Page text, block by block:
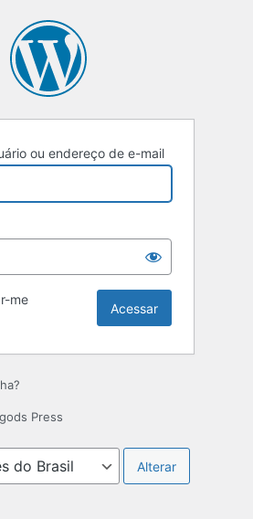
ou endereço de e-mail
me
Press